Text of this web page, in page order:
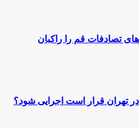
درصد فوتی‌های تصادفات قم را راکبان
تهران قرار است اجرایی شود؟